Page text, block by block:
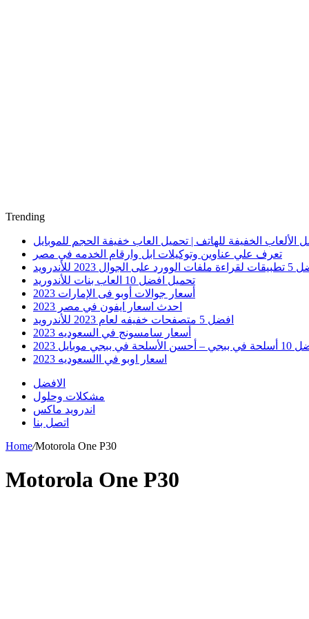
Trending
الألعاب الخفيفة للهاتف | تحميل العاب خفيفة الحجم للموبايل
تعرف علي عناوين وتوكيلات ابل وارقام الخدمه في مصر
على الجوال 2023 للأندرويد
تحميل افضل 10 العاب بنات للأندوريد
أسعار جوالات أوبو فى الإمارات 2023
احدث اسعار ايفون في مصر 2023
افضل 5 متصفحات خفيفه لعام 2023 للأندرويد
أسعار سامسونج في السعوديه 2023
الأسلحة في ببجي موبايل 2023
اسعار اوبو في االسعوديه 2023
الافضل
مشكلات وحلول
اندرويد ماكس
اتصل بنا
Home/Motorola One P30
Motorola One P30